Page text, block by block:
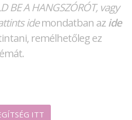
BE A HANGSZÓRÓT, vagy
idemondatban az ide
remélhetőleg ez
ITT